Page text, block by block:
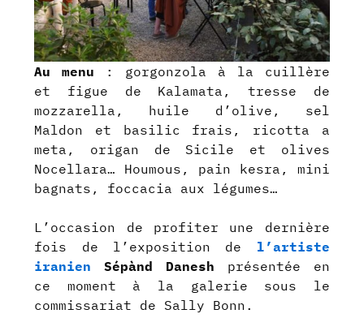
Au menu : gorgonzola à la cuillère
et figue de Kalamata, tresse de
mozzarella, huile d’olive, sel
Maldon et basilic frais, ricotta a
meta, origan de Sicile et olives
Nocellara… Houmous, pain kesra, mini
bagnats, foccacia aux légumes…
L’occasion de profiter une dernière
fois de l’exposition de l’artiste
iranienSépànd Danesh présentée en
ce moment à la galerie sous le
commissariat de Sally Bonn.